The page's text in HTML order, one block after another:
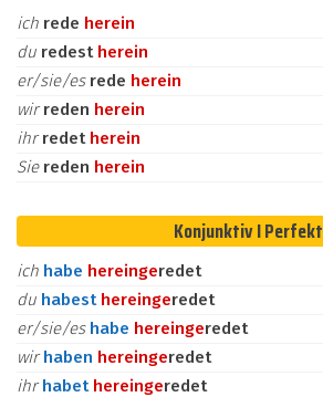
ich rede herein
du redest herein
er/sie/es rede herein
wirreden herein
ihrredet herein
Sie reden herein
Konjunktiv I Perfekt
ich habe hereingeredet
du habest hereingeredet
er/sie/es habe hereingeredet
wirhaben hereingeredet
ihrhabet hereingeredet